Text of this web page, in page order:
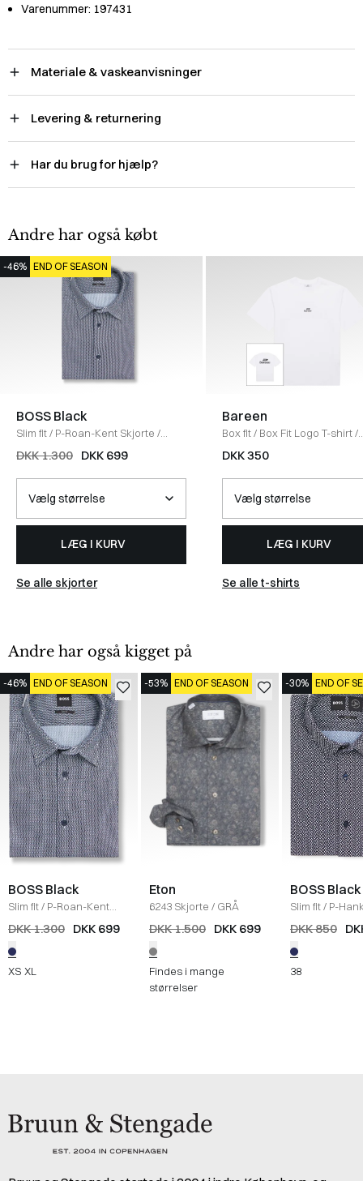
Varenummer: 197431
Materiale & vaskeanvisninger
Levering & returnering
Har du brug for hjælp?
Andre har også købt
-46% END OF SEASON
BOSS Black
Slim fit/ P-Roan-Kent Skjorte /
NAVY
DKK 1.300 DKK 699
LÆG I KURV
Se alle skjorter
Bareen
Box fit/ Box Fit Logo T-shirt/
WHITE
DKK 350
LÆG I KURV
Se alle t-shirts
Andre har også kigget på
-46% END OF SEASON
BOSS Black
Slim fit/ P-Roan-Kent
Skjorte / NAVY
DKK 1.300 DKK 699
XS XL
-53% END OF SEASON
Eton
6243 Skjorte / GRÅ
DKK 1.500 DKK 699
Findes i mange
størrelser
-30% END OF
BOSS Black
Slim fit/ P-
Skjorte/ NAVY
DKK 850
38